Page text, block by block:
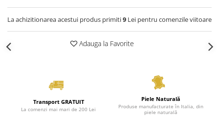
La achizitionarea acestui produs primiti9 Lei pentru comenzile viitoare
Adauga la Favorite
Transport GRATUIT
La comenzi mai mari de 200 Lei
Piele Naturală
Produse manufacturate în Italia, din
piele naturală